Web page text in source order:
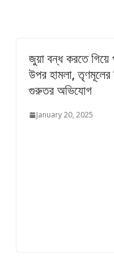
জুয়া বন্ধ করতে গিয়ে
উপর হামলা, তৃণমূলের
গুরুতর অভিযোগ
January 20, 2025